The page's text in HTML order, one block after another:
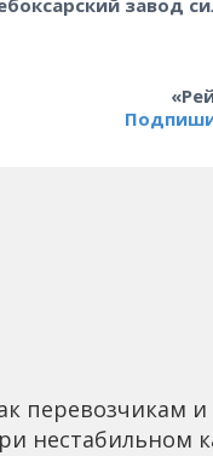
завод
перевозчикам
нестабильном